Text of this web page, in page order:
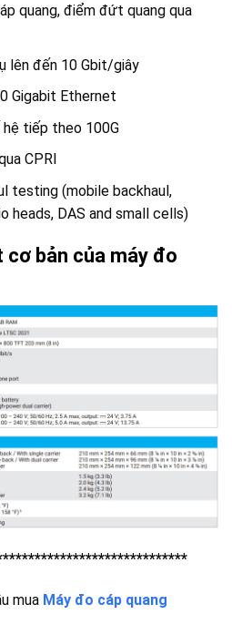
quang, điểm đứt quang qua
lên đến 10 Gbit/giây
Gigabit Ethernet
tiếp theo 100G
CPRI
testing (mobile backhaul,
heads, DAS and small cells)
bản của máy đo
mua Máy đo cáp quang